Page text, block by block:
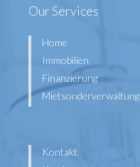
Our Services
Home
Immobilien
Finanzierung
Mietsonderverwaltung
Kontakt